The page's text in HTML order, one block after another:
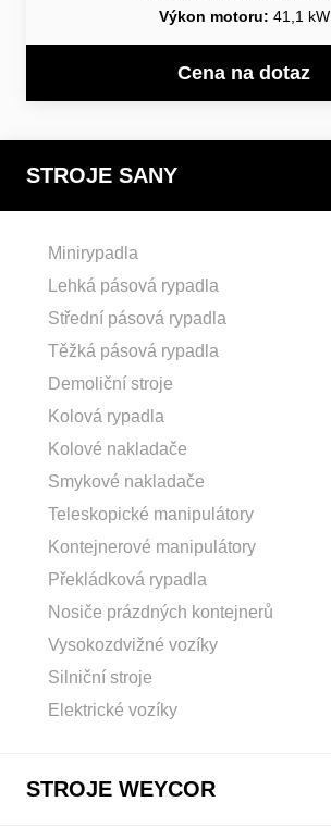
Výkon motoru: 41,1 kW
Cena na dotaz
STROJE SANY
Minirypadla
Lehká pásová rypadla
Střední pásová rypadla
Těžká pásová rypadla
Demoliční stroje
Kolová rypadla
Kolové nakladače
Smykové nakladače
Teleskopické manipulátory
Kontejnerové manipulátory
Překládková rypadla
Nosiče prázdných kontejnerů
Vysokozdvižné vozíky
Silniční stroje
Elektrické vozíky
STROJE WEYCOR